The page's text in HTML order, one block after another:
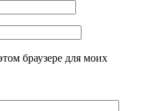
браузере для моих